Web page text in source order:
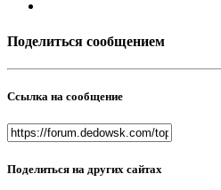
Поделиться сообщением
Ссылка на сообщение
Поделиться на других сайтах